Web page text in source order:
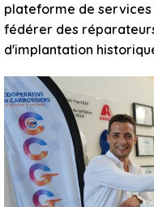
plateforme de
fédérer des
d'implantation